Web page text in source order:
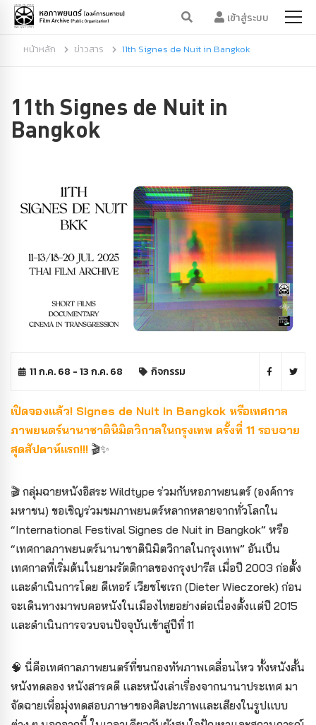
เข้าสู่ระบบ
หน้าหลัก ข่าวสาร 11th Signes de Nuit in Bangkok
11th Signes de Nuit in
Bangkok
11 ก.ค. 68 - 13 ก.ค. 68 กิจกรรม
เปิดจองแล้ว! Signes de Nuit in Bangkok หรือเทศกาล
ภาพยนตร์นานาชาตินิมิตวิกาลในกรุงเทพ ครั้งที่ 11 รอบฉาย
สุดสัปดาห์แรก!!! 🎬✨
🎬 กลุ่มฉายหนังอิสระ Wildtype ร่วมกับหอภาพยนตร์ (องค์การ
มหาชน) ขอเชิญร่วมชมภาพยนตร์หลากหลายจากทั่วโลกใน
“International Festival Signes de Nuit in Bangkok” หรือ
“เทศกาลภาพยนตร์นานาชาตินิมิตวิกาลในกรุงเทพ” อันเป็น
เทศกาลที่เริ่มต้นในยามรัตติกาลของกรุงปารีส เมื่อปี 2003 ก่อตั้ง
และดำเนินการโดย ดีเทอร์ เวียชโซเรก (Dieter Wieczorek) ก่อน
จะเดินทางมาพบคอหนังในเมืองไทยอย่างต่อเนื่องตั้งแต่ปี 2015
และดำเนินการจวบจนปัจจุบันเข้าสู่ปีที่ 11
🧠 นี่คือเทศกาลภาพยนตร์ที่ขนกองทัพภาพเคลื่อนไหว ทั้งหนังสั้น
หนังทดลอง หนังสารคดี และหนังเล่าเรื่องจากนานาประเทศ มา
จัดฉายเพื่อมุ่งทดสอบภาษาของศิลปะภาพและเสียงในรูปแบบ